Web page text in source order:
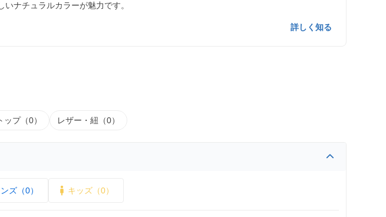
ナチュラルカラーが魅力です。
詳しく知る
プ（0） レザー・紐（0）
ンズ（0） キッズ（0）